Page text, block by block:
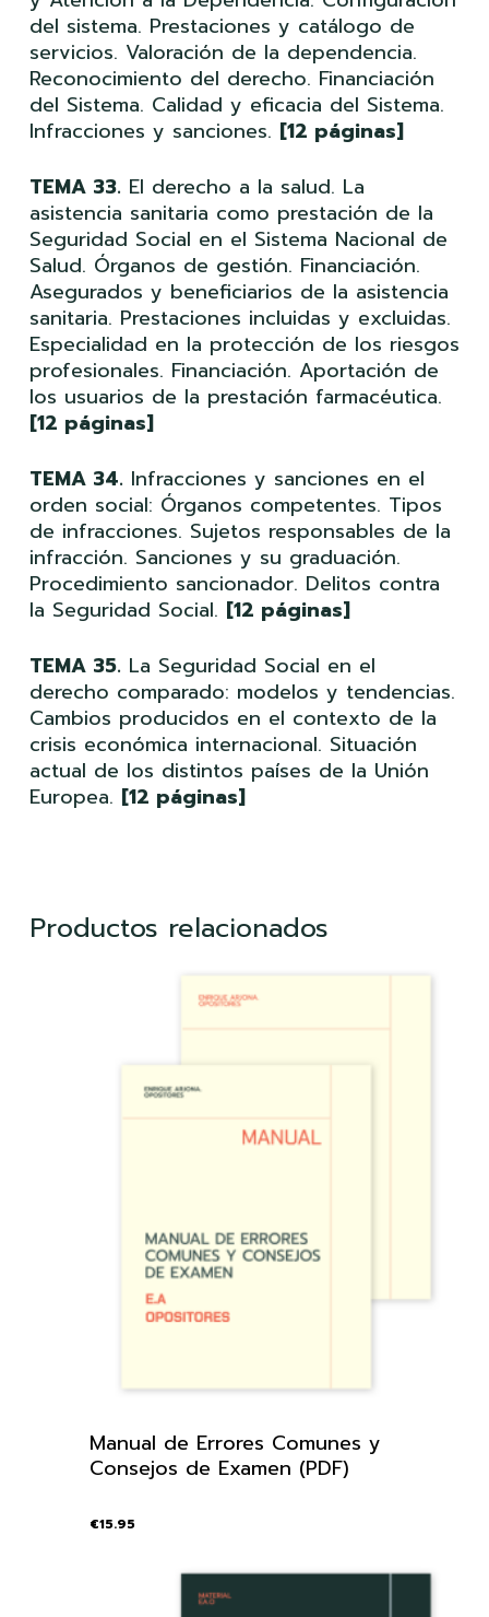
del sistema. Prestaciones y catálogo de
servicios. Valoración de la dependencia.
Reconocimiento del derecho. Financiación
del Sistema. Calidad y eficacia del Sistema.
Infracciones y sanciones. [12 páginas]
TEMA 33. El derecho a la salud. La
asistencia sanitaria como prestación de la
Seguridad Social en el Sistema Nacional de
Salud. Órganos de gestión. Financiación.
Asegurados y beneficiarios de la asistencia
sanitaria. Prestaciones incluidas y excluidas.
Especialidad en la protección de los riesgos
profesionales. Financiación. Aportación de
los usuarios de la prestación farmacéutica.
[12 páginas]
TEMA 34. Infracciones y sanciones en el
orden social: Órganos competentes. Tipos
de infracciones. Sujetos responsables de la
infracción. Sanciones y su graduación.
Procedimiento sancionador. Delitos contra
la Seguridad Social. [12 páginas]
TEMA 35. La Seguridad Social en el
derecho comparado: modelos y tendencias.
Cambios producidos en el contexto de la
crisis económica internacional. Situación
actual de los distintos países de la Unión
Europea. [12 páginas]
Productos relacionados
Manual de Errores Comunes y
Consejos de Examen (PDF)
€15.95